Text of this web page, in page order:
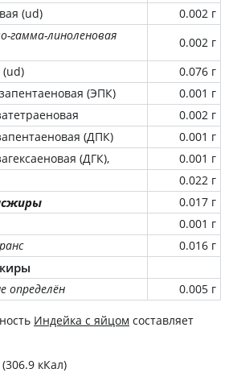
(ud)
0.002 г
гамма-линоленовая
0.002 г
(ud)
0.076 г
(ЭПК)
0.001 г
0.002 г
(ДПК)
0.001 г
(ДГК),
0.001 г
0.022 г
0.017 г
0.001 г
0.016 г
определён 0.005 г
Индейка с яйцом составляет
кКал)